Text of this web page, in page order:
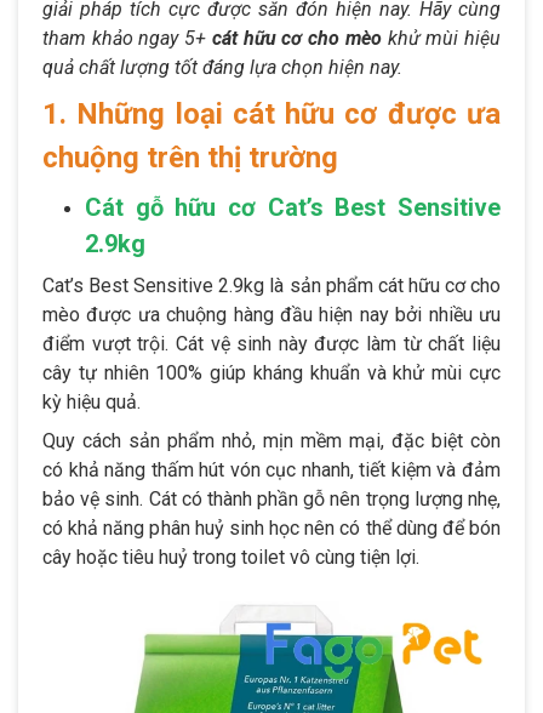
giải pháp tích cực được săn đón hiện nay. Hãy cùng
tham khảo ngay 5+ cát hữu cơ cho mèokhử mùi hiệu
quả chất lượng tốt đáng lựa chọn hiện nay.
1. Những loại cát hữu cơ được ưa
chuộng trên thị trường
Cát gỗ hữu cơ Cat’s Best Sensitive
2.9kg
Cat’s Best Sensitive 2.9kg là sản phẩm cát hữu cơ cho
mèo được ưa chuộng hàng đầu hiện nay bởi nhiều ưu
điểm vượt trội. Cát vệ sinh này được làm từ chất liệu
cây tự nhiên 100% giúp kháng khuẩn và khử mùi cực
kỳ hiệu quả.
Quy cách sản phẩm nhỏ, mịn mềm mại, đặc biệt còn
có khả năng thấm hút vón cục nhanh, tiết kiệm và đảm
bảo vệ sinh. Cát có thành phần gỗ nên trọng lượng nhẹ,
có khả năng phân huỷ sinh học nên có thể dùng để bón
cây hoặc tiêu huỷ trong toilet vô cùng tiện lợi.